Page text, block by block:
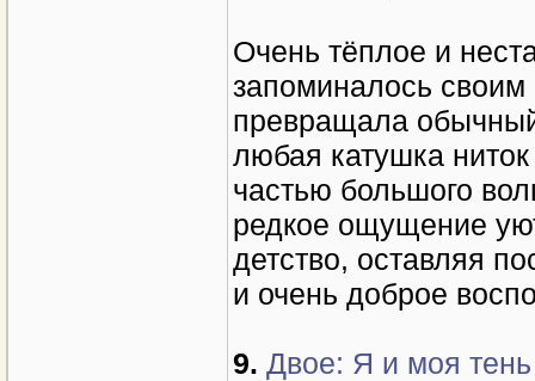
Очень тёплое и
запоминалось
превращала
любая катушка
частью большого
редкое ощущение
детство, оставляя
и очень доброе
9. Двое: Я и моя